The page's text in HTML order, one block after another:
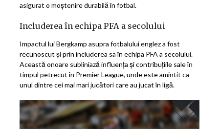
asigurat o moștenire durabilă în fotbal.
Includerea în echipa PFA a secolului
Impactul lui Bergkamp asupra fotbalului englez a fost
recunoscut și prin includerea sa în echipa PFA a secolului.
Această onoare subliniază influența și contribuțiile sale în
timpul petrecut în Premier League, unde este amintit ca
unul dintre cei mai mari jucători care au jucat în ligă.